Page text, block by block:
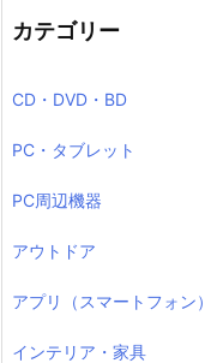
カテゴリー
CD・DVD・BD
PC・タブレット
PC周辺機器
アウトドア
アプリ（スマートフォン）
インテリア・家具